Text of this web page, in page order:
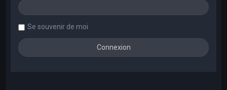
Se souvenir de moi